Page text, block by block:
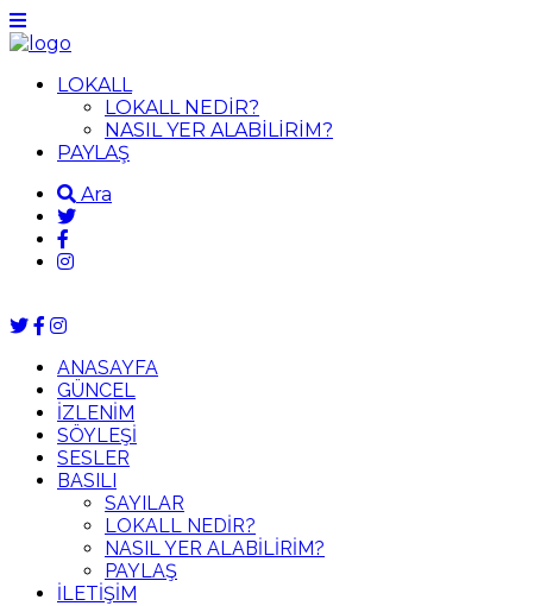
LOKALL
LOKALL NEDİR?
NASIL YER ALABİLİRİM?
PAYLAŞ
Ara
ANASAYFA
GÜNCEL
İZLENİM
SÖYLEŞİ
SESLER
BASILI
SAYILAR
LOKALL NEDİR?
NASIL YER ALABİLİRİM?
PAYLAŞ
İLETİŞİM